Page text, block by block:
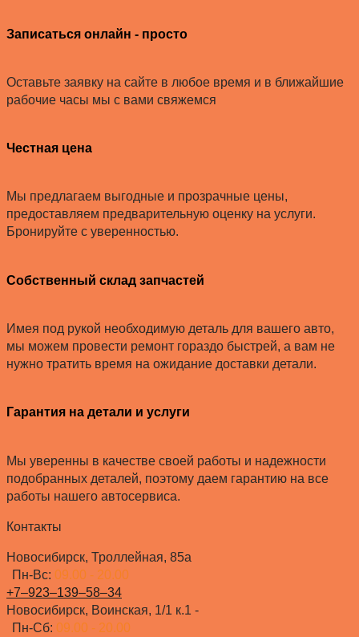
Записаться онлайн - просто
Оставьте заявку на сайте в любое время и в ближайшие
рабочие часы мы с вами свяжемся
Честная цена
Мы предлагаем выгодные и прозрачные цены,
предоставляем предварительную оценку на услуги.
Бронируйте с уверенностью.
Собственный склад запчастей
Имея под рукой необходимую деталь для вашего авто,
мы можем провести ремонт гораздо быстрей, а вам не
нужно тратить время на ожидание доставки детали.
Гарантия на детали и услуги
Мы уверенны в качестве своей работы и надежности
подобранных деталей, поэтому даем гарантию на все
работы нашего автосервиса.
Контакты
Новосибирск, Троллейная, 85а
Пн-Вс: 09.00 - 20.00
+7‒923‒139‒58‒34
Новосибирск, Воинская, 1/1 к.1 -
Пн-Сб: 09.00 - 20.00